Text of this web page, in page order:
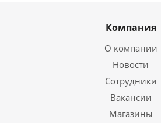
Компания
О компании
Новости
Сотрудники
Вакансии
Магазины